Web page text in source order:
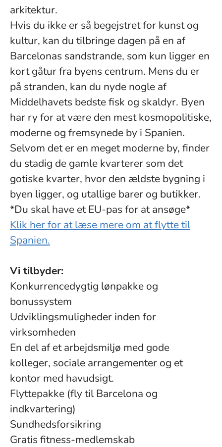
arkitektur.
Hvis du ikke er så begejstret for kunst og
kultur, kan du tilbringe dagen på en af
Barcelonas sandstrande, som kun ligger en
kort gåtur fra byens centrum. Mens du er
på stranden, kan du nyde nogle af
Middelhavets bedste fisk og skaldyr. Byen
har ry for at være den mest kosmopolitiske,
moderne og fremsynede by i Spanien.
Selvom det er en meget moderne by, finder
du stadig de gamle kvarterer som det
gotiske kvarter, hvor den ældste bygning i
byen ligger, og utallige barer og butikker.
*Du skal have et EU-pas for at ansøge*
Klik her for at læse mere om at flytte til
Spanien.
Vi tilbyder:
Konkurrencedygtig lønpakke og
bonussystem
Udviklingsmuligheder inden for
virksomheden
En del af et arbejdsmiljø med gode
kolleger, sociale arrangementer og et
kontor med havudsigt.
Flyttepakke (fly til Barcelona og
indkvartering)
Sundhedsforsikring
Gratis fitness-medlemskab